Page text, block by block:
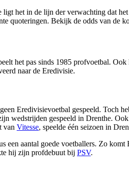
het in de lijn der verwachting dat
quoteringen. Bekijk de odds van
het pas sinds 1985 profvoetbal.
naar de Eredivisie.
Eredivisievoetbal gespeeld. Toch
wedstrijden gespeeld in Drenthe.
van Vitesse, speelde één seizoen in
een aantal goede voetballers. Zo
hij zijn profdebuut bij PSV.